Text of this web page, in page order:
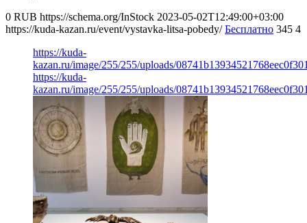
0 RUB https://schema.org/InStock 2023-05-02T12:49:00+03:00
https://kuda-kazan.ru/event/vystavka-litsa-pobedy/ Бесплатно 345 4
https://kuda-
kazan.ru/image/255/255/uploads/
https://kuda-
kazan.ru/image/255/255/uploads/